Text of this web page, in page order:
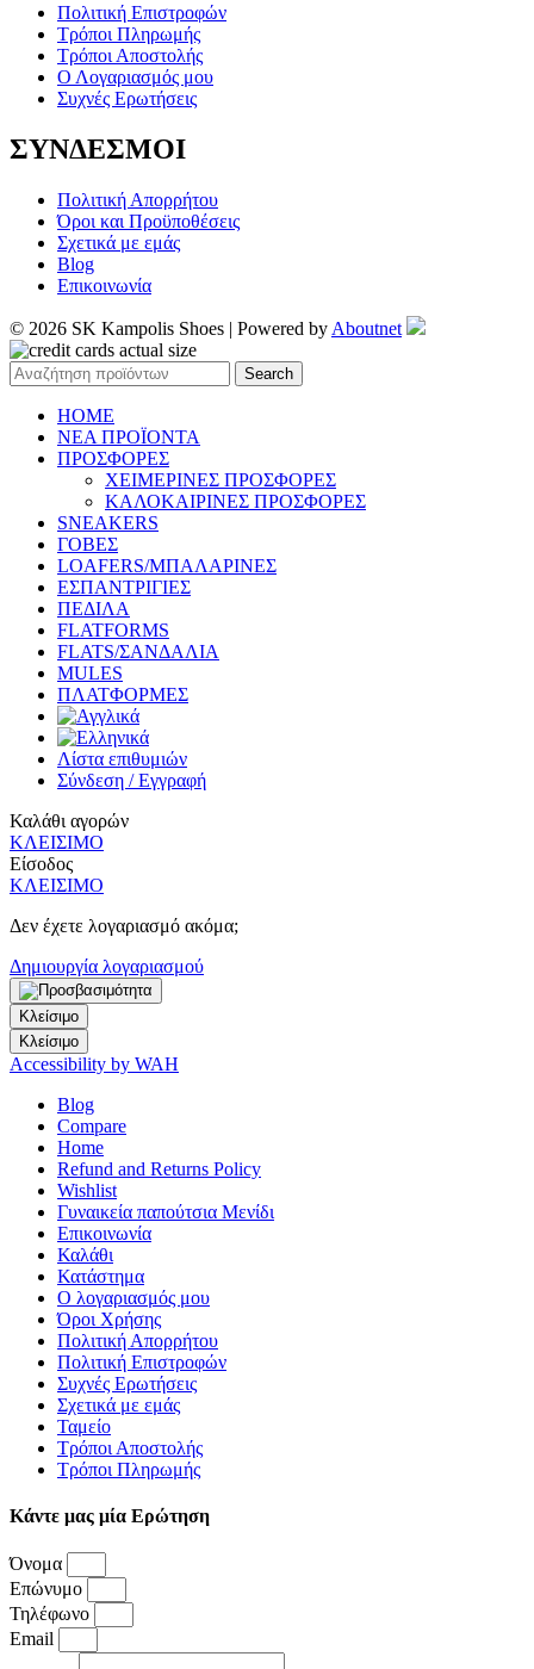
Πολιτική Επιστροφών
Τρόποι Πληρωμής
Τρόποι Αποστολής
Ο Λογαριασμός μου
Συχνές Ερωτήσεις
ΣΥΝΔΕΣΜΟΙ
Πολιτική Απορρήτου
Όροι και Προϋποθέσεις
Σχετικά με εμάς
Blog
Επικοινωνία
© 2026 SK Kampolis Shoes | Powered by Aboutnet
Search
HOME
ΝΕΑ ΠΡΟΪΟΝΤΑ
ΠΡΟΣΦΟΡΕΣ
ΧΕΙΜΕΡΙΝΕΣ ΠΡΟΣΦΟΡΕΣ
ΚΑΛΟΚΑΙΡΙΝΕΣ ΠΡΟΣΦΟΡΕΣ
SNEAKERS
ΓΟΒΕΣ
LOAFERS/ΜΠΑΛΑΡΙΝΕΣ
ΕΣΠΑΝΤΡΙΓΙΕΣ
ΠΕΔΙΛΑ
FLATFORMS
FLATS/ΣΑΝΔΑΛΙΑ
MULES
ΠΛΑΤΦΟΡΜΕΣ
Λίστα επιθυμιών
Σύνδεση / Εγγραφή
Καλάθι αγορών
ΚΛΕΙΣΙΜΟ
Είσοδος
ΚΛΕΙΣΙΜΟ
Δεν έχετε λογαριασμό ακόμα;
Δημιουργία λογαριασμού
Κλείσιμο
Κλείσιμο
Accessibility by WAH
Blog
Compare
Home
Refund and Returns Policy
Wishlist
Γυναικεία παπούτσια Μενίδι
Επικοινωνία
Καλάθι
Κατάστημα
Ο λογαριασμός μου
Όροι Χρήσης
Πολιτική Απορρήτου
Πολιτική Επιστροφών
Συχνές Ερωτήσεις
Σχετικά με εμάς
Ταμείο
Τρόποι Αποστολής
Τρόποι Πληρωμής
Κάντε μας μία Ερώτηση
Όνομα
Επώνυμο
Τηλέφωνο
Email